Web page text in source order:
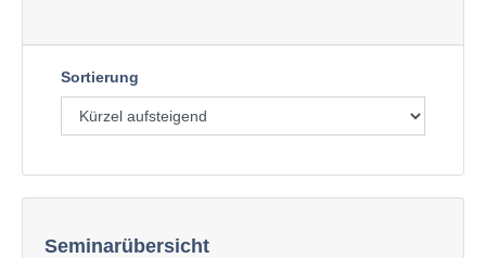
Sortierung
Seminarübersicht